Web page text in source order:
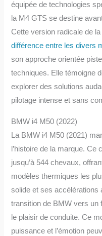
équipée de technologies
la M4 GTS se destine
Cette version radicale de
différence entre les divers
son approche orientée
techniques. Elle témoigne
explorer des solutions
pilotage intense et sans
BMW i4 M50 (2022)
La BMW i4 M50 (2021)
l’histoire de la marque. Ce
jusqu’à 544 chevaux,
modèles thermiques les
solide et ses accélérations
transition de BMW vers
le plaisir de conduite. Ce
puissance et l’émotion